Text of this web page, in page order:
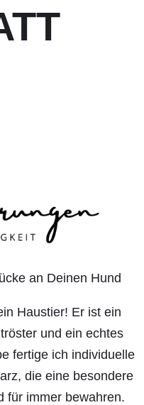
an Deinen Hund
Haustier! Er ist ein
und ein echtes
fertige ich individuelle
die eine besondere
für immer bewahren.